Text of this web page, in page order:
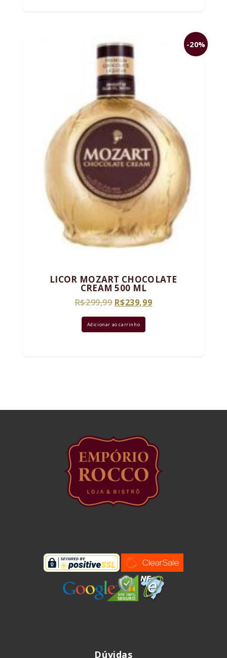
-20%
LICOR MOZART CHOCOLATE
CREAM 500 ML
R$299,99 O
original
era:
R$239,99O
Adicionar ao carrinho
Dúvidas